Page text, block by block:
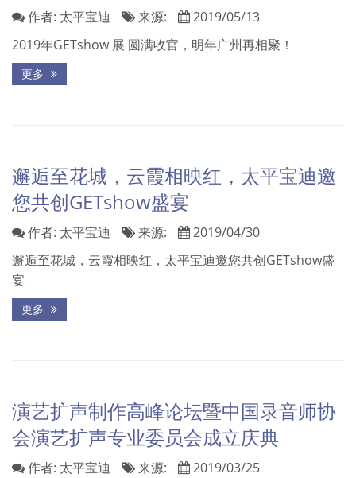
作者: 太平宝迪 来源:
2019/05/13
2019年GETshow 展 圆满收官，明年广州再相聚！
更多
邂逅至花城，云霞相映红，太平宝迪邀
您共创GETshow盛宴
作者: 太平宝迪 来源:
2019/04/30
邂逅至花城，云霞相映红，太平宝迪邀您共创GETshow盛
宴
更多
演艺扩声制作高峰论坛暨中国录音师协
会演艺扩声专业委员会成立庆典
作者: 太平宝迪 来源:
2019/03/25